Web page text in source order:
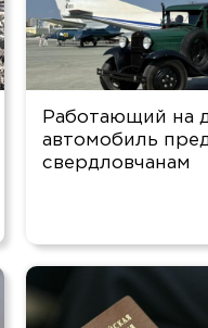
Работающий на
автомобиль
свердловчанам